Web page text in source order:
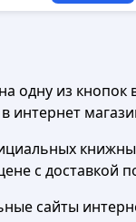
одну из кнопок
в интернет
с доставкой
сайты